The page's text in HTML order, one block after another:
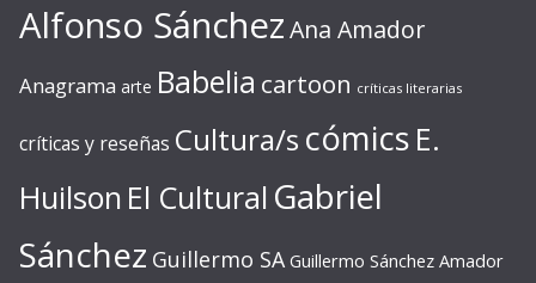
Alfonso SánchezAna Amador
Anagrama arte Babelia cartoon críticas literarias
críticas y reseñas Cultura/s cómics E.
Huilson El Cultural Gabriel
Sánchez Guillermo SA Guillermo Sánchez Amador